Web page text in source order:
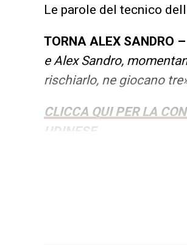
Le parole del tecnico
TORNA ALEX SANDRO –
e Alex Sandro,
rischiarlo, ne giocano
CLICCA QUI PER LA
UDINESE